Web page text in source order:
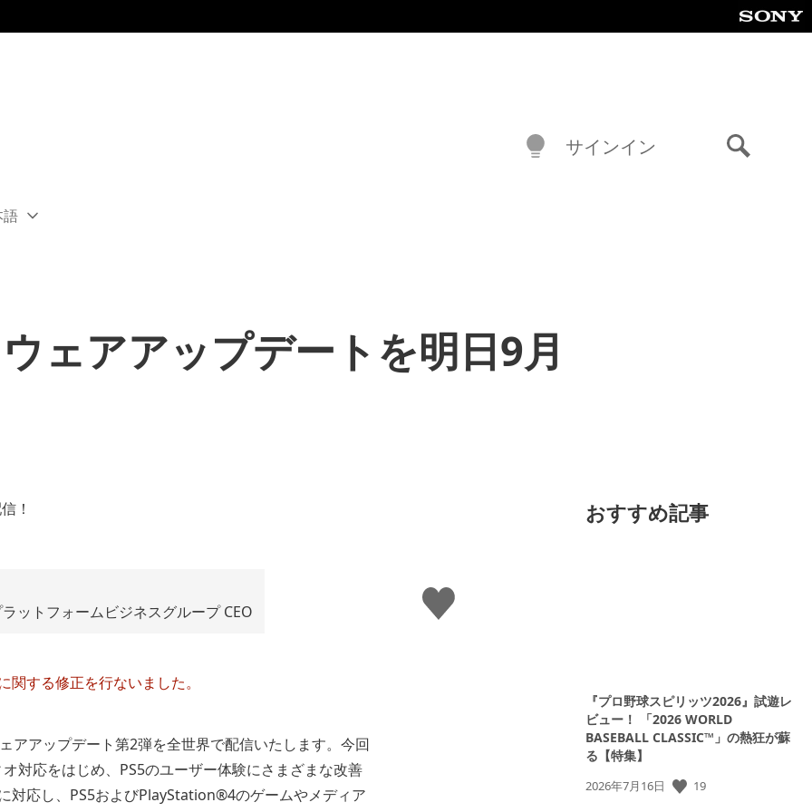
語
サインイン
ェアアップデートを明日9月
い
い
ね
ットフォームビジネスグループ CEO
する修正を行ないました。
アップデート第2弾を全世界で配信いたします。今回
対応をはじめ、PS5のユーザー体験にさまざまな改善
対応し、PS5およびPlayStation®4のゲームやメディア
おすすめ記事
『プロ野球スピリッツ2026』試遊レ
ビュー！ 「2026 WORLD
BASEBALL CLASSIC™」の熱狂が蘇
る【特集】
公
2026年7月16日 19